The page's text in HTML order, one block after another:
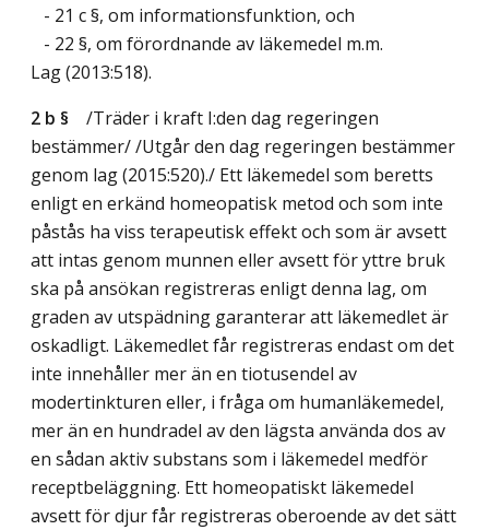
- 21 c §, om informationsfunktion, och
- 22 §, om förordnande av läkemedel m.m.
Lag (2013:518).
2 b §
/Träder i kraft I:den dag regeringen
bestämmer//Utgår den dag regeringen bestämmer
genom lag (2015:520)./ Ett läkemedel som beretts
enligt en erkänd homeopatisk metod och som inte
påstås ha viss terapeutisk effekt och som är avsett
att intas genom munnen eller avsett för yttre bruk
ska på ansökan registreras enligt denna lag, om
graden av utspädning garanterar att läkemedlet är
oskadligt. Läkemedlet får registreras endast om det
inte innehåller mer än en tiotusendel av
modertinkturen eller, i fråga om humanläkemedel,
mer än en hundradel av den lägsta använda dos av
en sådan aktiv substans som i läkemedel medför
receptbeläggning. Ett homeopatiskt läkemedel
avsett för djur får registreras oberoende av det sätt